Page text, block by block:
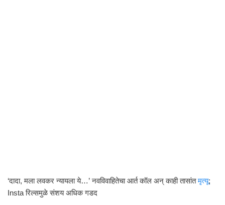
‘दादा, मला लवकर न्यायला ये…’ नवविवाहितेचा आर्त कॉल अन् काही तासांतमृत्यू;
Insta रिल्समुळे संशय अधिक गडद